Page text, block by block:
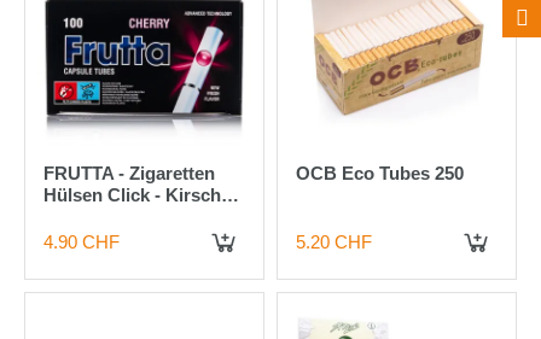
FRUTTA - Zigaretten
Hülsen Click - Kirsche
4.90 CHF
OCB Eco Tubes 250
5.20 CHF